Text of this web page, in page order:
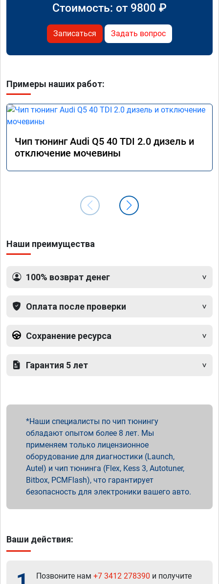
Стоимость: от 9800 ₽
Записаться Задать вопрос
Примеры наших работ:
Чип тюнинг Audi Q5 40 TDI 2.0 дизель и
отключение мочевины
Наши преимущества
100% возврат денег
Оплата после проверки
Сохранение ресурса
Гарантия 5 лет
Наши специалисты по чип тюнингу
обладают опытом более 8 лет. Мы
применяем только лицензионное
оборудование для диагностики (Launch,
Autel) и чип тюнинга (Flex, Kess 3, Autotuner,
Bitbox, PCMFlash), что гарантирует
безопасность для электроники вашего авто.
Ваши действия:
Позвоните нам +7 3412 278390 и получите